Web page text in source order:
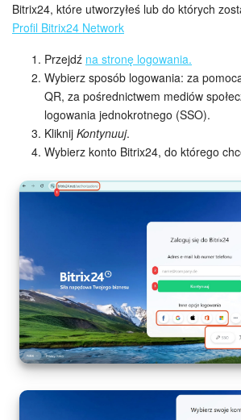
Bitrix24 On-premise
e-Podpis
e-Podpis w HR
Telefonia
Centrum Sprzedaży
Kwestie ogólne
Collaby
Bitrix24, które utworzyłeś lub do których
Profil Bitrix24 Network
Przejdź na stronę logowania.
Wybierz sposób logowania: za
QR, za pośrednictwem mediów
logowania jednokrotnego (SSO).
Kliknij Kontynuuj.
Wybierz konto Bitrix24, do którego